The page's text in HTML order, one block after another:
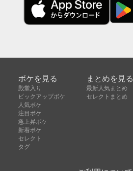
ボケを見る
殿堂入り
ピックアップボケ
人気ボケ
注目ボケ
急上昇ボケ
新着ボケ
セレクト
タグ
まとめを見る
最新人気まとめ
セレクトまとめ